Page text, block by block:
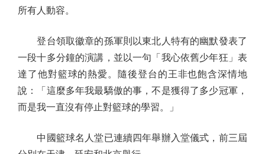
所有人動容。
登台領取徽章的孫軍則以東北人特有的幽默發表了
一段十多分鐘的演講，並以一句「我心依舊少年狂」表
達了他對籃球的熱愛。隨後登台的王非也飽含深情地
說：「這麼多年我最驕傲的事，不是獲得了多少冠軍，
而是我一直沒有停止對籃球的學習。」
中國籃球名人堂已連續四年舉辦入堂儀式，前三屆